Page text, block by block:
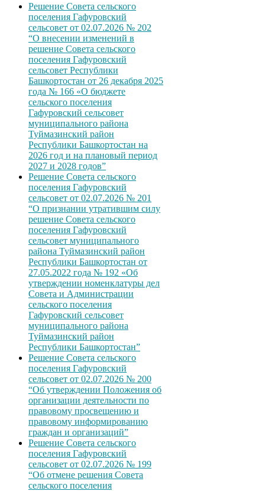
Решение Совета сельского
поселения Гафуровский
сельсовет от 02.07.2026 № 202
“О внесении изменений в
решение Совета сельского
поселения Гафуровский
сельсовет Республики
Башкортостан от 26 декабря 2025
года № 166 «О бюджете
сельского поселения
Гафуровский сельсовет
муниципального района
Туймазинский район
Республики Башкортостан на
2026 год и на плановый период
2027 и 2028 годов”
Решение Совета сельского
поселения Гафуровский
сельсовет от 02.07.2026 № 201
“О признании утратившим силу
решение Совета сельского
поселения Гафуровский
сельсовет муниципального
района Туймазинский район
Республики Башкортостан от
27.05.2022 года № 192 «Об
утверждении номенклатуры дел
Совета и Администрации
сельского поселения
Гафуровский сельсовет
муниципального района
Туймазинский район
Республики Башкортостан”
Решение Совета сельского
поселения Гафуровский
сельсовет от 02.07.2026 № 200
“Об утверждении Положения об
организации деятельности по
правовому просвещению и
правовому информированию
граждан и организаций”
Решение Совета сельского
поселения Гафуровский
сельсовет от 02.07.2026 № 199
“Об отмене решения Совета
сельского поселения